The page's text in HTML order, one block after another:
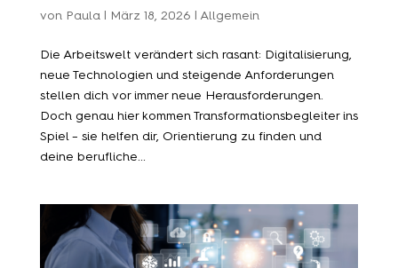
von Paula| März 18, 2026 | Allgemein
Die Arbeitswelt verändert sich rasant: Digitalisierung,
neue Technologien und steigende Anforderungen
stellen dich vor immer neue Herausforderungen.
Doch genau hier kommen Transformationsbegleiter ins
Spiel – sie helfen dir, Orientierung zu finden und
deine berufliche...